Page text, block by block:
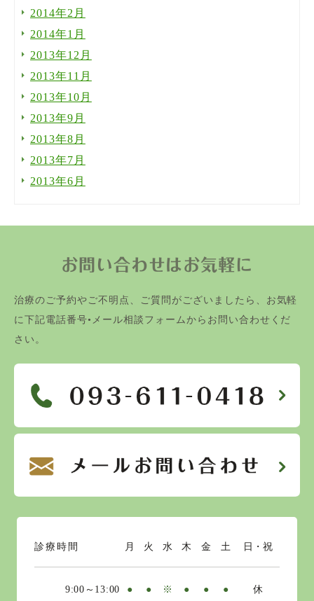
2014年2月
2014年1月
2013年12月
2013年11月
2013年10月
2013年9月
2013年8月
2013年7月
2013年6月
お問い合わせはお気軽に
治療のご予約やご不明点、ご質問がございましたら、お気軽
に下記電話番号•メール相談フォームからお問い合わせくだ
さい。
診療時間 月 火 水 木 金 土 日・祝
9:00～13:00 ● ● ※ ● ● ●
休